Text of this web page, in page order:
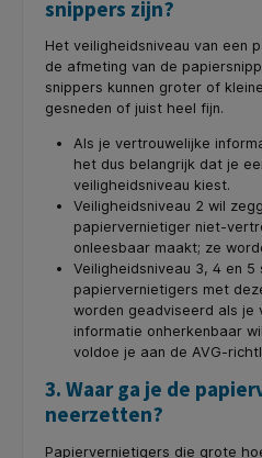
snippers zijn?
Het veiligheidsniveau van een
de afmeting van de
snippers kunnen groter of
gesneden of juist heel fijn.
Als je vertrouwelijke
het dus belangrijk dat je
veiligheidsniveau kiest.
Veiligheidsniveau 2 wil
papiervernietiger niet-
onleesbaar maakt; ze
Veiligheidsniveau 3, 4 en
papiervernietigers met
worden geadviseerd als je
informatie onherkenbaar
voldoe je aan de AVG-
3. Waar ga je de
neerzetten?
Papiervernietigers die grote